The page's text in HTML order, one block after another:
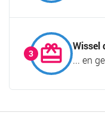
Wissel
... en